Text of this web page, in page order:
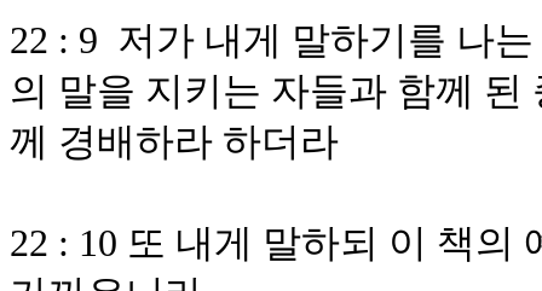
22 : 9 저가 내게 말하기를 나
의 말을 지키는 자들과 함께
께 경배하라 하더라
22 : 10 또 내게 말하되 이 책의